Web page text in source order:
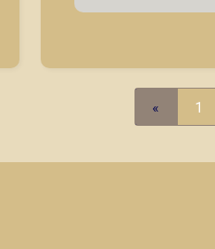
Lavanderia; - Quintal;
escolas, além de
« 1